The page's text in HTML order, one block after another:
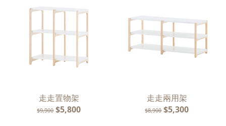
走走置物架
$9,900 $5,800
走走兩用架
$8,900 $5,300